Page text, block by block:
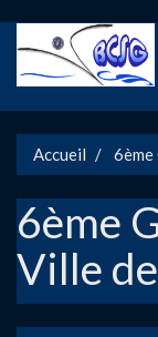
au
contenu
Accueil 6ème
6ème
Ville